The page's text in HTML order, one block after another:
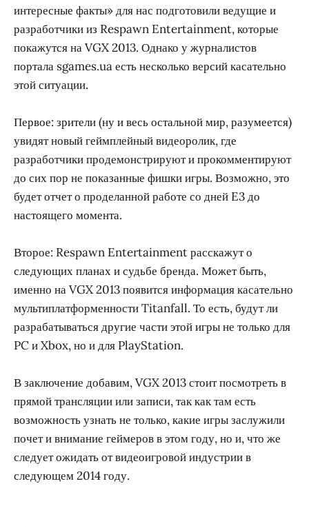
интересные факты» для нас подготовили ведущие и
разработчики из Respawn Entertainment, которые
покажутся на VGX 2013. Однако у журналистов
портала sgames.ua есть несколько версий касательно
этой ситуации.
Первое: зрители (ну и весь остальной мир, разумеется)
увидят новый геймплейный видеоролик, где
разработчики продемонстрируют и прокомментируют
до сих пор не показанные фишки игры. Возможно, это
будет отчет о проделанной работе со дней E3 до
настоящего момента.
Второе: Respawn Entertainment расскажут о
следующих планах и судьбе бренда. Может быть,
именно на VGX 2013 появится информация касательно
мультиплатформенности Titanfall. То есть, будут ли
разрабатываться другие части этой игры не только для
PC и Xbox, но и для PlayStation.
В заключение добавим, VGX 2013 стоит посмотреть в
прямой трансляции или записи, так как там есть
возможность узнать не только, какие игры заслужили
почет и внимание геймеров в этом году, но и, что же
следует ожидать от видеоигровой индустрии в
следующем 2014 году.